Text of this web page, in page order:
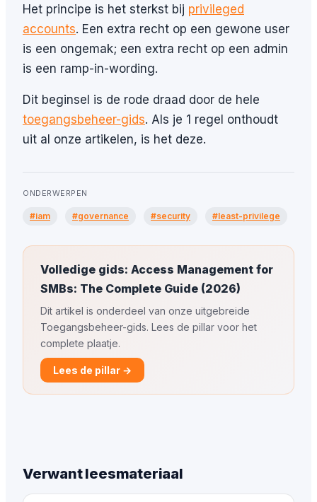
Het principe is het sterkst bij privileged
accounts. Een extra recht op een gewone user
is een ongemak; een extra recht op een admin
is een ramp-in-wording.
Dit beginsel is de rode draad door de hele
toegangsbeheer-gids. Als je 1 regel onthoudt
uit al onze artikelen, is het deze.
ONDERWERPEN
#iam #governance #security #least-privilege
Volledige gids: Access Management for
SMBs: The Complete Guide (2026)
Dit artikel is onderdeel van onze uitgebreide
Toegangsbeheer-gids. Lees de pillar voor het
complete plaatje.
Lees de pillar →
Verwant leesmateriaal